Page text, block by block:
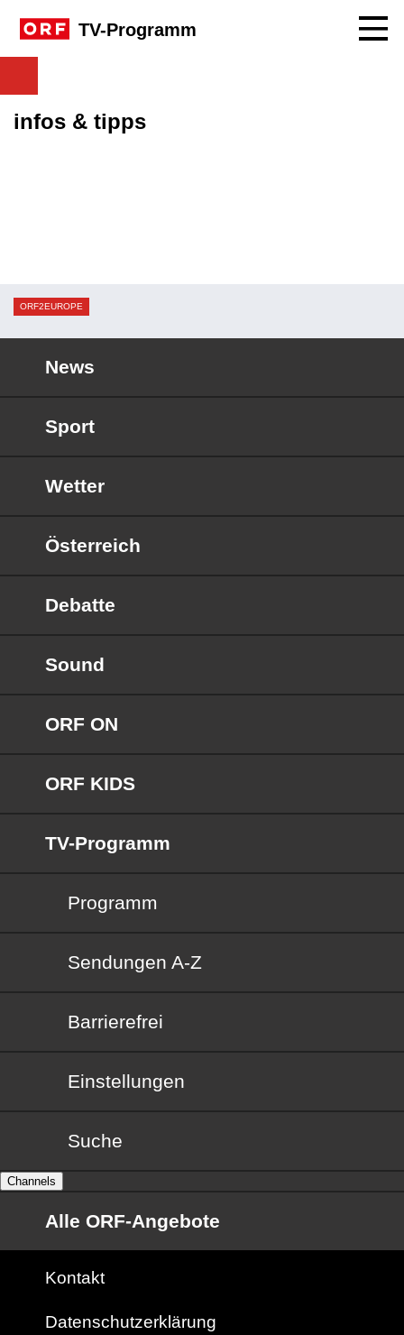
TV-Programm
infos & tipps
ORF2EUROPE
News
Sport
Wetter
Österreich
Debatte
Sound
ORF ON
ORF KIDS
TV-Programm
Programm
Sendungen von A bis Z
Sendungen A-Z
Barrierefrei
Barrierefrei
Einstellungen
Suche
Channels
Alle ORF-Angebote
Kontakt
Datenschutzerklärung